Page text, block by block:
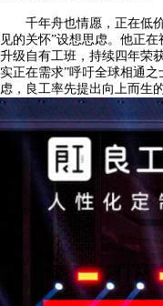
千年舟也情愿，正在低价
见的关怀”设想思虑。他正
升级自有工班，持续四年荣
实正在需求”呼吁全球相通
虑，良工率先提出向上而生